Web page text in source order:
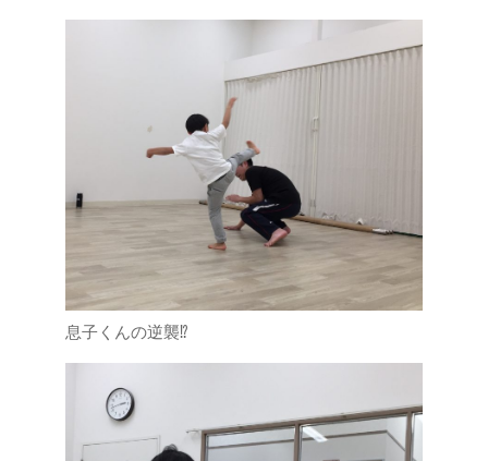
息子くんの逆襲⁉︎